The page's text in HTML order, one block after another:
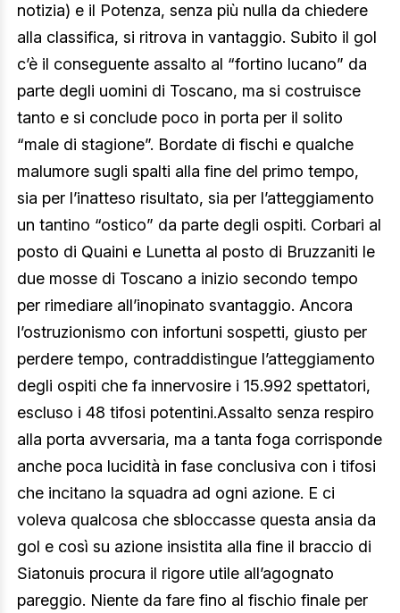
notizia) e il Potenza, senza più nulla da chiedere
alla classifica, si ritrova in vantaggio. Subito il gol
c’è il conseguente assalto al “fortino lucano” da
parte degli uomini di Toscano, ma si costruisce
tanto e si conclude poco in porta per il solito
“male di stagione”. Bordate di fischi e qualche
malumore sugli spalti alla fine del primo tempo,
sia per l’inatteso risultato, sia per l’atteggiamento
un tantino “ostico” da parte degli ospiti. Corbari al
posto di Quaini e Lunetta al posto di Bruzzaniti le
due mosse di Toscano a inizio secondo tempo
per rimediare all’inopinato svantaggio. Ancora
l’ostruzionismo con infortuni sospetti, giusto per
perdere tempo, contraddistingue l’atteggiamento
degli ospiti che fa innervosire i 15.992 spettatori,
escluso i 48 tifosi potentini.Assalto senza respiro
alla porta avversaria, ma a tanta foga corrisponde
anche poca lucidità in fase conclusiva con i tifosi
che incitano la squadra ad ogni azione. E ci
voleva qualcosa che sbloccasse questa ansia da
gol e così su azione insistita alla fine il braccio di
Siatonuis procura il rigore utile all’agognato
pareggio. Niente da fare fino al fischio finale per